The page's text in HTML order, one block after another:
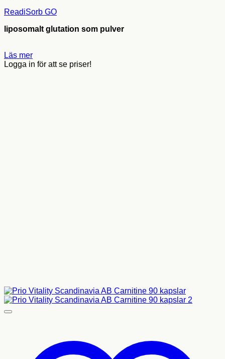
ReadiSorb GO
liposomalt glutation som pulver
Läs mer
Logga in för att se priser!